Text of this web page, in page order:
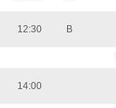
12:30 B
14:00